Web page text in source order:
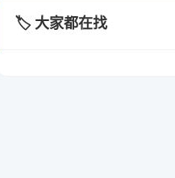
🏷️ 大家都在找